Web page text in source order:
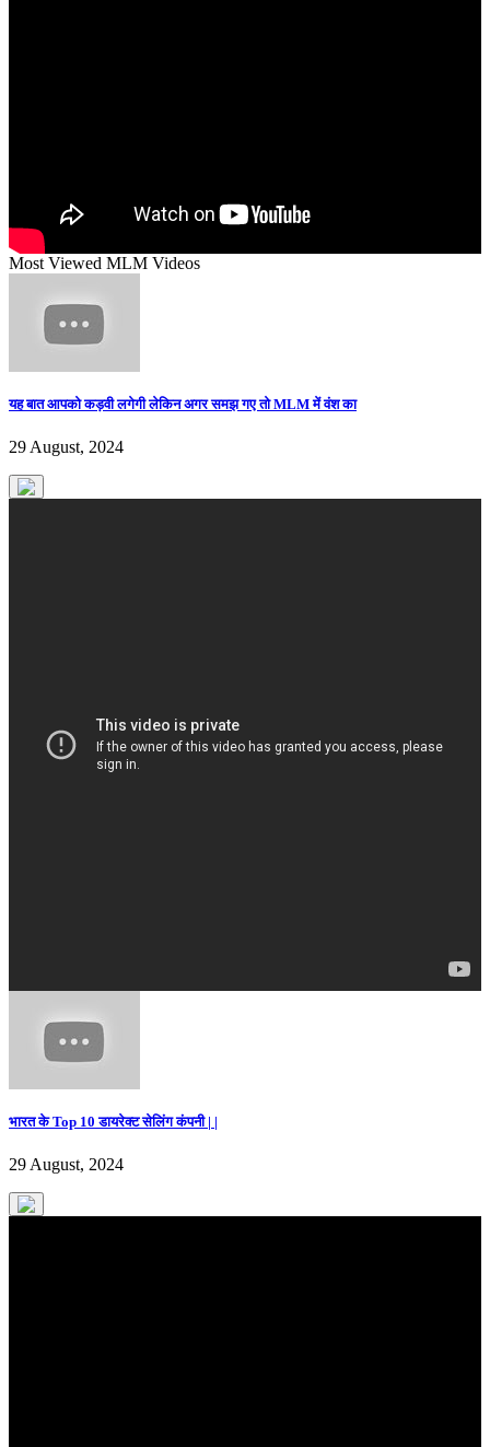
Most Viewed MLM Videos
यह बात आपको कड़वी लगेगी लेकिन अगर समझ गए तो MLM में वंश का
29 August, 2024
भारत के Top 10 डायरेक्ट सेलिंग कंपनी | |
29 August, 2024